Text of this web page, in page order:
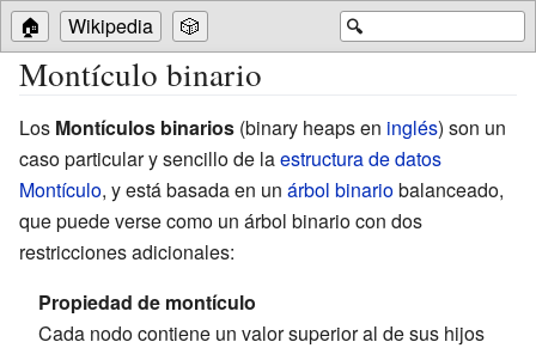
🔍
🏠 Wikipedia 🎲
Montículo binario
Los Montículos binarios (binary heaps en inglés) son un
caso particular y sencillo de laestructura de datos
Montículo, y está basada en un árbol binariobalanceado,
que puede verse como un árbol binario con dos
restricciones adicionales:
Propiedad de montículo
Cada nodo contiene un valor superior al de sus hijos